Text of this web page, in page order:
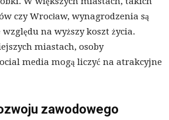
czy Wrocław, wynagrodzenia są
względu na wyższy koszt życia.
miastach, osoby
media mogą liczyć na atrakcyjne
zawodowego